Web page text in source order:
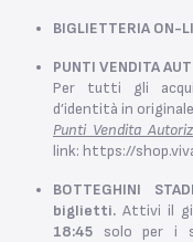
BIGLIETTERIA
PUNTI VENDITA
Per tutti gli
d’identità in
Punti Vendita
link: https://
BOTTEGHINI
biglietti.Attivi il
18:45 solo per i